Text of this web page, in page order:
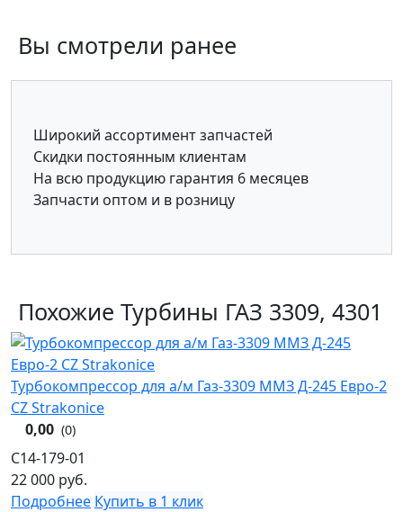
Вы смотрели ранее
Широкий ассортимент запчастей
Скидки постоянным клиентам
На всю продукцию гарантия 6 месяцев
Запчасти оптом и в розницу
Похожие Турбины ГАЗ 3309, 4301
Турбокомпрессор для а/м Газ-3309 ММЗ Д-245 Евро-2
CZ Strakonice
0,00 (0)
C14-179-01
22 000 руб.
Подробнее Купить в 1 клик